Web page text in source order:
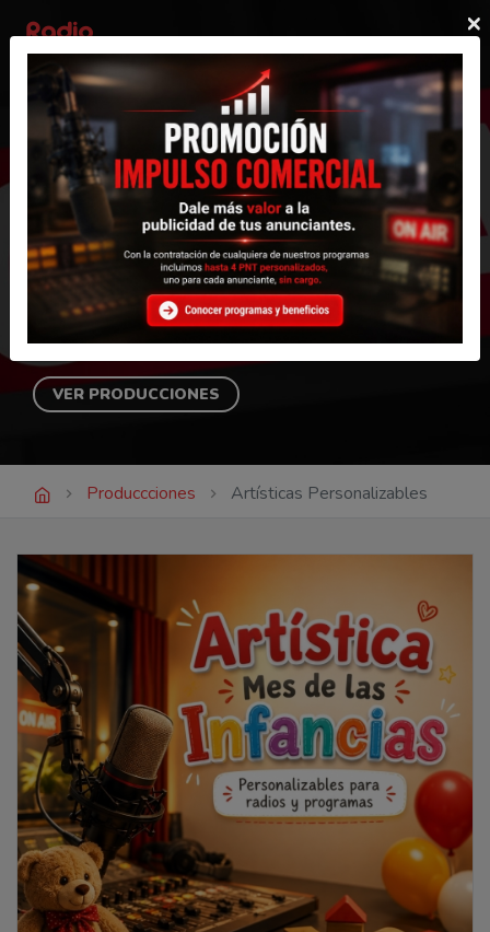
Radio Complementos
Artísticas
Personalizables
Contamos con una amplia variedad de paquetes de
artísticas, separadores y pisadores que se adaptan a
distintos estilos de Emisoras de Radio o Programas.
Solo debes elegir el pack y enviarnos los datos para la
personalización. ¡Nosotros hacemos el resto!.
VER PRODUCCIONES
Produccciones Artísticas Personalizables
×